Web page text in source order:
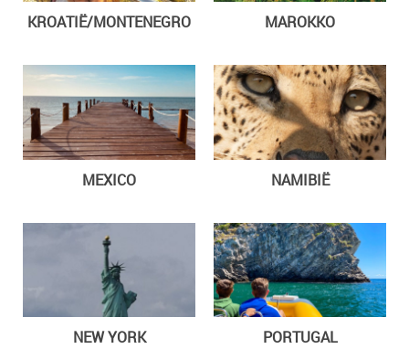
KROATIË/MONTENEGRO MAROKKO
MEXICO NAMIBIË
NEW YORK PORTUGAL